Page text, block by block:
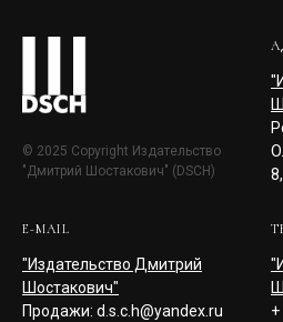
© 2025 Copyright Издательство
"Дмитрий Шостакович" (DSCH)
E-MAIL
"Издательство Дмитрий
Шостакович"
Продажи: d.s.c.h@yandex.ru